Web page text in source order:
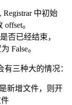
中初始
。
否已经结束，
False。
三种大的情况：
新增文件，则开